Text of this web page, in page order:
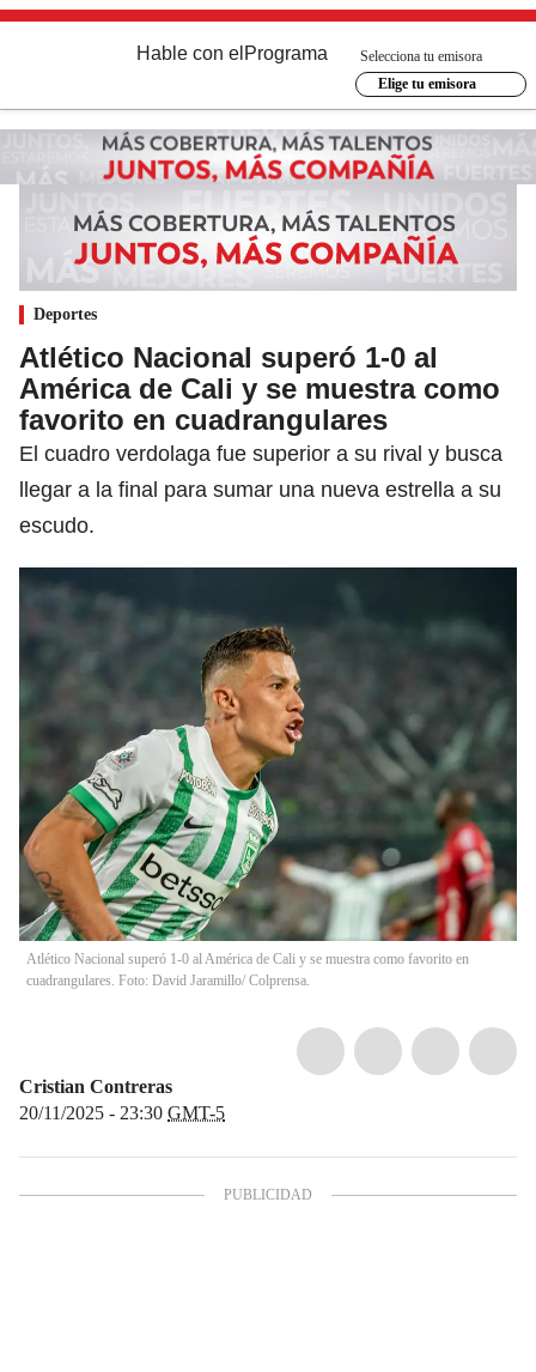
Hable con el Programa
Selecciona tu emisora
Elige tu emisora
Deportes
Atlético Nacional superó 1-0 al
América de Cali y se muestra como
favorito en cuadrangulares
El cuadro verdolaga fue superior a su rival y busca
llegar a la final para sumar una nueva estrella a su
escudo.
Atlético Nacional superó 1-0 al América de Cali y se muestra como favorito en
cuadrangulares. Foto: David Jaramillo/ Colprensa.
Cristian Contreras
20/11/2025 - 23:30 GMT-5